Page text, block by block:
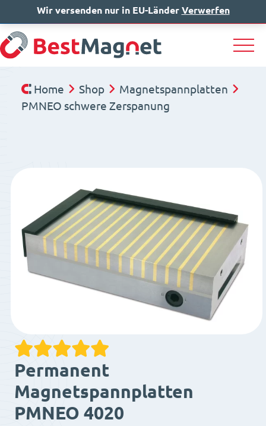
IT EN DE
Home Shop
Magnetspannplatten
PMNEO schwere Zerspanung
Permanent
Magnetspannplatten
PMNEO 4020
Wir versenden nur in EU-Länder Verwerfen